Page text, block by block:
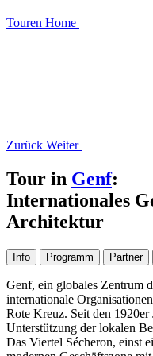
Touren Home
Zurück Weiter
Tour in Genf:
Internationales
Architektur
Info Programm Partner
Genf, ein globales Zentrum
internationale
Rote Kreuz. Seit den
Unterstützung der lokalen
Das Viertel Sécheron, einst